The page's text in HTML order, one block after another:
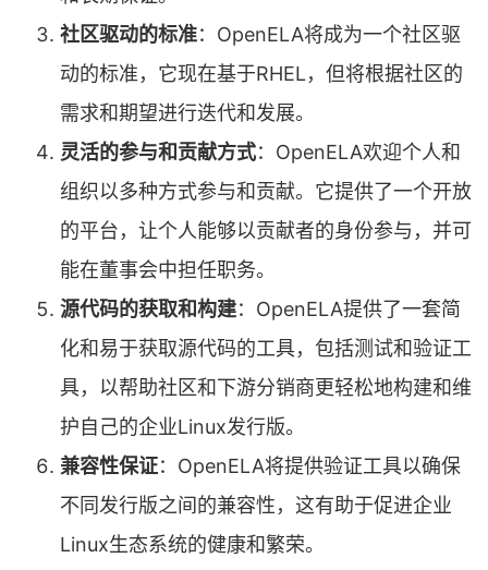
社区驱动的标准：OpenELA将成为一个社区驱
动的标准，它现在基于RHEL，但将根据社区的
需求和期望进行迭代和发展。
灵活的参与和贡献方式：OpenELA欢迎个人和
组织以多种方式参与和贡献。它提供了一个开放
的平台，让个人能够以贡献者的身份参与，并可
能在董事会中担任职务。
源代码的获取和构建：OpenELA提供了一套简
化和易于获取源代码的工具，包括测试和验证工
具，以帮助社区和下游分销商更轻松地构建和维
护自己的企业Linux发行版。
兼容性保证：OpenELA将提供验证工具以确保
不同发行版之间的兼容性，这有助于促进企业
Linux生态系统的健康和繁荣。